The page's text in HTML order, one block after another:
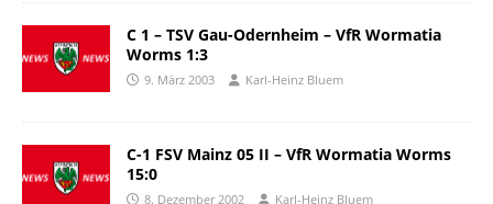
C 1 – TSV Gau-Odernheim – VfR Wormatia
Worms 1:3
9. März 2003 Karl-Heinz Bluem
C-1 FSV Mainz 05 II – VfR Wormatia Worms
15:0
8. Dezember 2002 Karl-Heinz Bluem